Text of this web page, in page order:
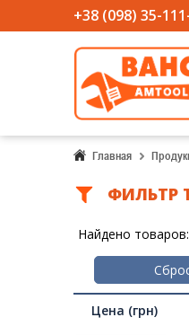
+38 (098) 35-
Главная
ФИЛЬТР
Найдено товаров:
Цена (грн)